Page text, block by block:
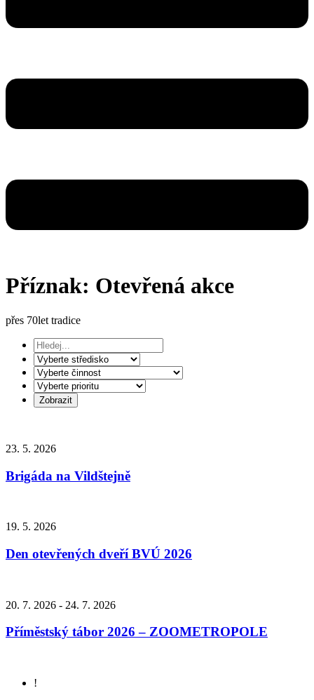
Příznak: Otevřená akce
přes 70let tradice
23. 5. 2026
Brigáda na Vildštejně
19. 5. 2026
Den otevřených dveří BVÚ 2026
20. 7. 2026 - 24. 7. 2026
Příměstský tábor 2026 – ZOOMETROPOLE
!